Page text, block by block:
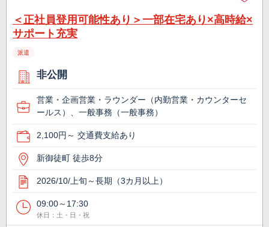
＜正社員登用可能性あり＞一部在宅あり×高時給×
サポート充実
派遣
非公開
営業・企画営業・ラウンダー（内勤営業・カウンターセ
ールス）、一般事務（一般事務）
2,100円～ 交通費支給あり
新御徒町 徒歩8分
2026/10/上旬～長期（3カ月以上）
09:00～17:30
休日：土・日・祝